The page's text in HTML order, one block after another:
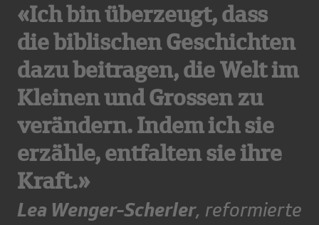
«Ich bin überzeugt, dass
die biblischen Geschichten
dazu beitragen, die Welt im
Kleinen und Grossen zu
verändern. Indem ich sie
erzähle, entfalten sie ihre
Kraft.»
Lea Wenger-Scherler, reformierte